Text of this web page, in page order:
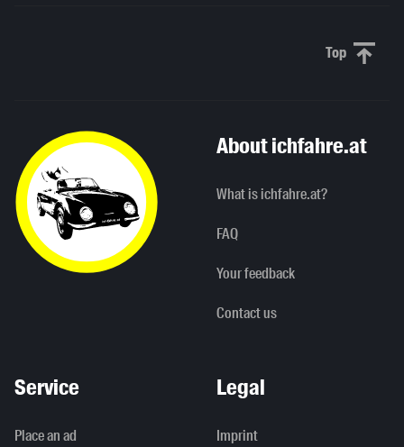
Top Scroll
About ichfahre.at
What is ichfahre.at?
FAQ
Your feedback
Contact us
Service
Place an ad
Legal
Imprint